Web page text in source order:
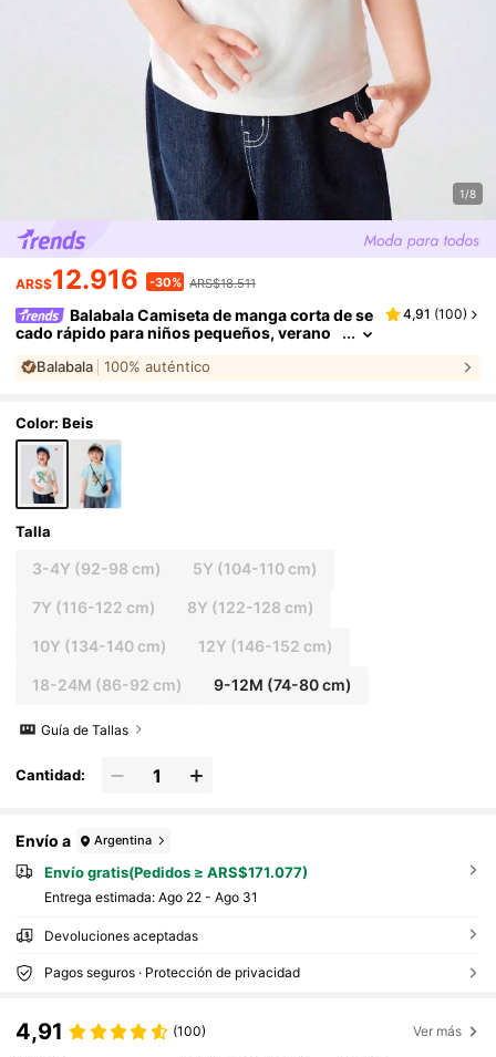
1/8
ARS$12.916 -30% ARS$18.511
Balabala Camiseta de manga corta de se
cado rápido para niños pequeños, verano
4,91 (100)
Balabala 100% auténtico
Color: Beis
Talla
3-4Y (92-98 cm) 5Y (104-110 cm)
7Y (116-122 cm) 8Y (122-128 cm)
10Y (134-140 cm) 12Y (146-152 cm)
18-24M (86-92 cm) 9-12M (74-80 cm)
Guía de Tallas
Cantidad:
Envío a Argentina
Envío gratis(Pedidos ≥ ARS$171.077)
Entrega estimada: Ago 22 - Ago 31
Devoluciones aceptadas
Pagos seguros · Protección de privacidad
4,91 (100) Ver más